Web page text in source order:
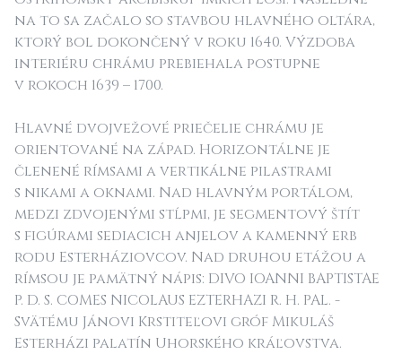
na to sa začalo so stavbou hlavného oltára,
ktorý bol dokončený v roku 1640. Výzdoba
interiéru chrámu prebiehala postupne
v rokoch 1639 – 1700.
Hlavné dvojvežové priečelie chrámu je
orientované na západ. Horizontálne je
členené rímsami a vertikálne pilastrami
s nikami a oknami. Nad hlavným portálom,
medzi zdvojenými stĺpmi, je segmentový štít
s figúrami sediacich anjelov a kamenný erb
rodu Esterháziovcov. Nad druhou etážou a
rímsou je pamätný nápis: DIVO IOANNI BAPTISTAE
P. D. S. COMES NICOLAUS EZTERHAZI R. H. PAL. -
Svätému Jánovi Krstiteľovi gróf Mikuláš
Esterházi palatín Uhorského kráľovstva.